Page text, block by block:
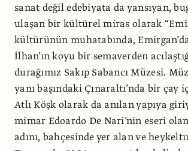
sanat değil edebiyata da yansıyan,
ulaşan bir kültürel miras olarak
kültürünün muhatabında,
İlhan’ın koyu bir semaverden
durağımız Sakıp Sabancı Müzesi.
yanı başındaki Çınaraltı’nda bir çay
Atlı Köşk olarak da anılan yapıya
mimar Edoardo De Nari’nin eseri
adını, bahçesinde yer alan ve